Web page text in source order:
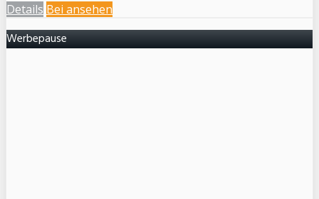
Details Bei ansehen
Werbepause